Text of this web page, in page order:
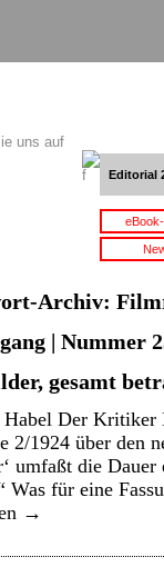
uns auf
Editorial
Archiv:
| Nummer
gesamt
Der Kritiker
2/1924 über den
umfaßt die
Was für eine
→